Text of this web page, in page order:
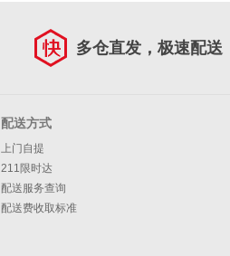
多仓直发，极速配送
配送方式
上门自提
211限时达
配送服务查询
配送费收取标准